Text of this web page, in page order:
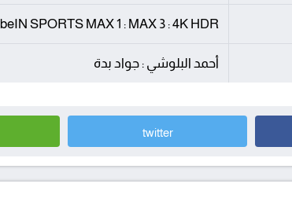
beIN SPORTS MAX 1 : MAX 3 : 4K HDR
أحمد البلوشي : جواد بدة
twitter